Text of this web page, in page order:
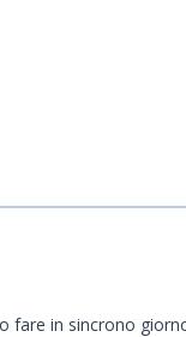
fare in sincrono